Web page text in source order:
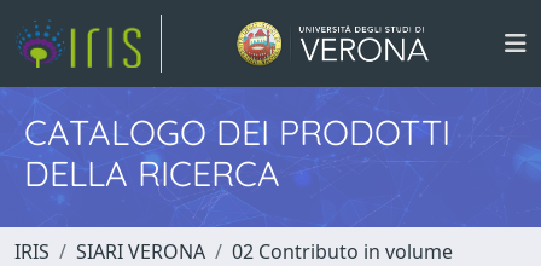
CATALOGO DEI PRODOTTI
DELLA RICERCA
IRIS SIARI VERONA
02 Contributo in volume